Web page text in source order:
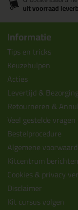
uit voorraad
Informatie
Tips en tricks
Keuzehulpen
Acties
Levertijd &
Retourneren &
Veel gestelde vragen
Bestelprocedure
Algemene
Kitcentrum berichten
Cookies & privacy
Disclaimer
Kit cursus volgen